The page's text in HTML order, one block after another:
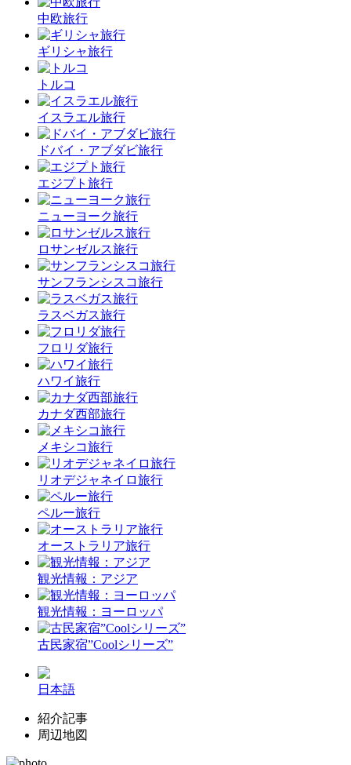
中欧旅行
ギリシャ旅行
トルコ
イスラエル旅行
ドバイ・アブダビ旅行
エジプト旅行
ニューヨーク旅行
ロサンゼルス旅行
サンフランシスコ旅行
ラスベガス旅行
フロリダ旅行
ハワイ旅行
カナダ西部旅行
メキシコ旅行
リオデジャネイロ旅行
ペルー旅行
オーストラリア旅行
観光情報：アジア
観光情報：ヨーロッパ
古民家宿”Coolシリーズ”
日本語
紹介記事
周辺地図